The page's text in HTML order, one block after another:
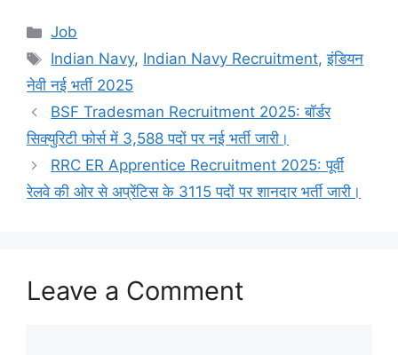
Categories
Job
Tags
Indian Navy, Indian Navy Recruitment,इंडियन
नेवी नई भर्ती 2025
BSF Tradesman Recruitment 2025: बॉर्डर
सिक्युरिटी फोर्स में 3,588 पदों पर नई भर्ती जारी।
RRC ER Apprentice Recruitment 2025: पूर्वी
रेलवे की ओर से अप्रेंटिस के 3115 पदों पर शानदार भर्ती जारी।
Leave a Comment